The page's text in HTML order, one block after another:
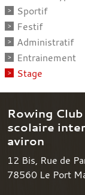
Sportif
Festif
Administratif
Entrainement
Stage
Rowing
scolaire
aviron
12 Bis, Rue de
78560 Le Port